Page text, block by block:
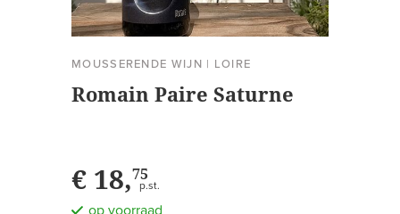
MOUSSERENDE WIJN | LOIRE
Romain Paire Saturne
€ 18,75
p.st.
op voorraad